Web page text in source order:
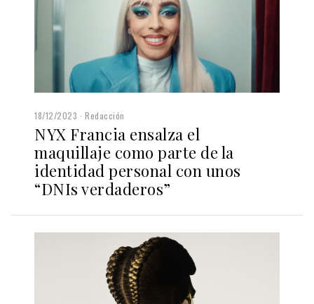
18/12/2023 Redacción
NYX Francia ensalza el
maquillaje como parte de la
identidad personal con unos
“DNIs verdaderos”